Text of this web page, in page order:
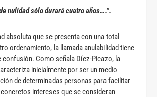
nulidad sólo durará cuatro años….”.
absoluta que se presenta con una total
ordenamiento, la llamada anulabilidad tiene
confusión. Como señala Díez-Picazo, la
inicialmente por ser un medio
de determinadas personas para facilitar
intereses que se consideran